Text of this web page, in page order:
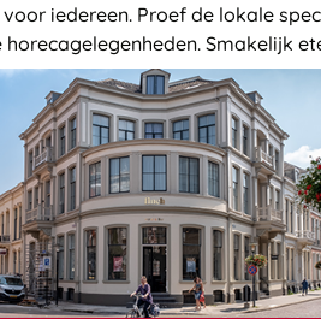
iedereen. Proef de lokale
Smakelijk